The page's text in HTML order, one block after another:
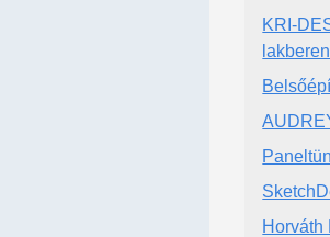
KRI-
Horváth